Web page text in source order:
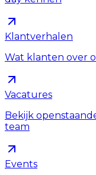
Klantverhalen
Wat klanten over
Vacatures
Bekijk
team
Events